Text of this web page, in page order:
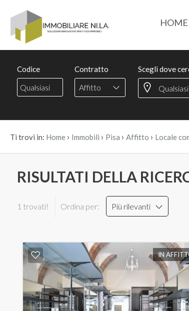
HOME
Codice Contratto
Affitto
Scegli dove
Ti trovi in: Home › Immobili › Pisa › Affitto › Locale
RISULTATI DELLA
1 trovati! Ordina per: Più rilevanti
IN